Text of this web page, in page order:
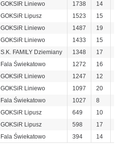
GOKSIR Liniewo 1738 14
GOKSiR Lipusz 1523 15
GOKSiR Liniewo 1487 19
GOKSiR Liniewo 1433 15
S.K. FAMILY Dziemiany 1348 17
Fala Świekatowo 1272 16
GOKSiR Liniewo 1247 12
GOKSiR Liniewo 1097 20
Fala Świekatowo 1027 8
GOKSiR Lipusz 649 10
GOKSiR Lipusz 598 17
Fala Świekatowo 394 14